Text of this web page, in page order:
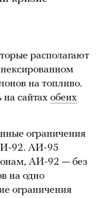
располагают
на топливо.
сайтах обеих
ограничения
92. АИ-95
АИ-92 — без
на одно
ограничения